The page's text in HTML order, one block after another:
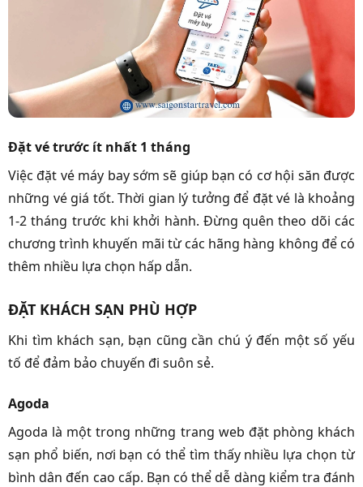
Đặt vé trước ít nhất 1 tháng
Việc đặt vé máy bay sớm sẽ giúp bạn có cơ hội săn được
những vé giá tốt. Thời gian lý tưởng để đặt vé là khoảng
1-2 tháng trước khi khởi hành. Đừng quên theo dõi các
chương trình khuyến mãi từ các hãng hàng không để có
thêm nhiều lựa chọn hấp dẫn.
ĐẶT KHÁCH SẠN PHÙ HỢP
Khi tìm khách sạn, bạn cũng cần chú ý đến một số yếu
tố để đảm bảo chuyến đi suôn sẻ.
Agoda
Agoda là một trong những trang web đặt phòng khách
sạn phổ biến, nơi bạn có thể tìm thấy nhiều lựa chọn từ
bình dân đến cao cấp. Bạn có thể dễ dàng kiểm tra đánh